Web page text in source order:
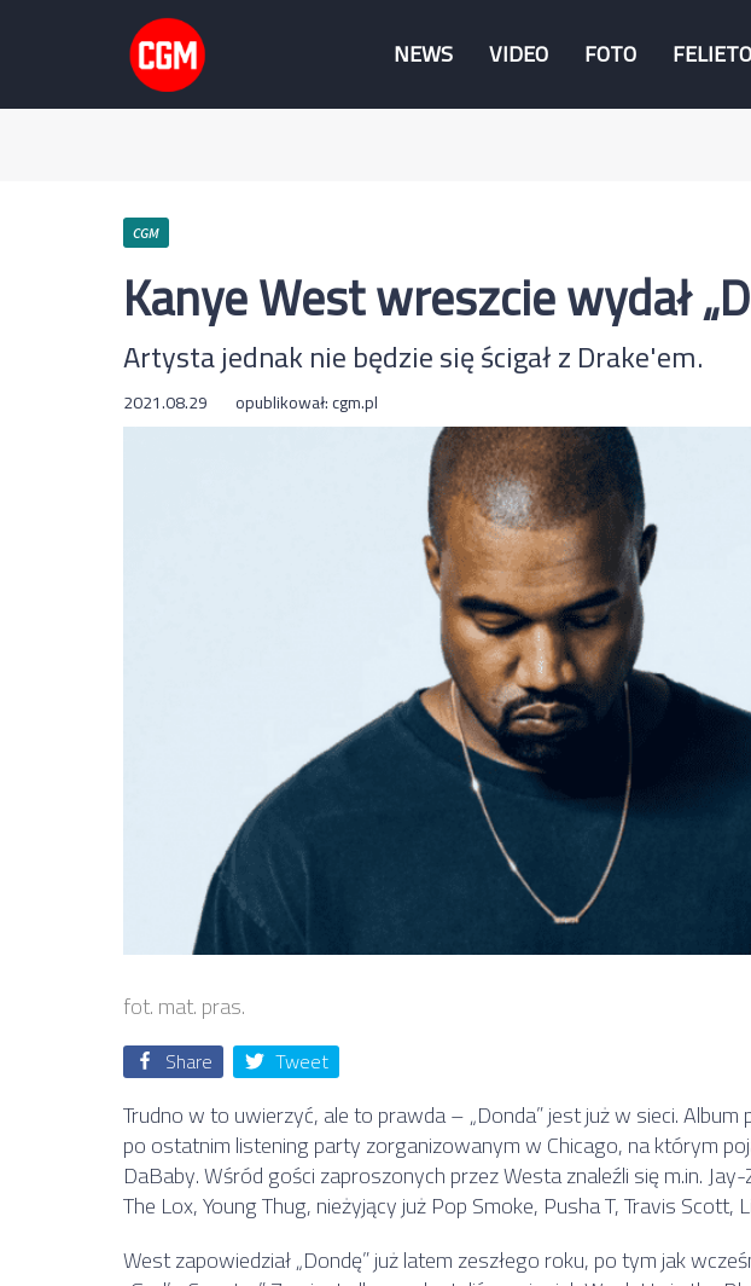
NEWS VIDEO FOTO
CGM
Kanye West wreszcie wydał
Artysta jednak nie będzie się ścigał z Drake'em.
2021.08.29 opublikował:cgm.pl
fot. mat. pras.
Share Tweet
Trudno w to uwierzyć, ale to prawda – „Donda” jest już w sieci. Album
po ostatnim listening party zorganizowanym w Chicago, na którym
DaBaby. Wśród gości zaproszonych przez Westa znaleźli się m.in.
The Lox, Young Thug, nieżyjący już Pop Smoke, Pusha T, Travis Scott,
West zapowiedział „Dondę” już latem zeszłego roku, po tym jak